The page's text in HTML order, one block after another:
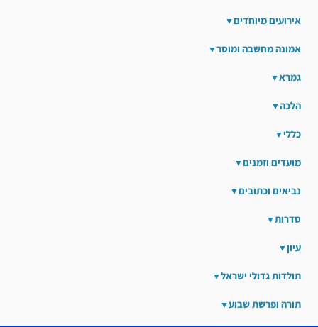
אירועים מיוחדים
אמונה מחשבה ומוסר
גמרא
הלכה
כללי
מועדים וזמנים
נביאים וכתובים
סדרות
עיון
תולדות גדולי ישראל
תורה ופרשת שבוע